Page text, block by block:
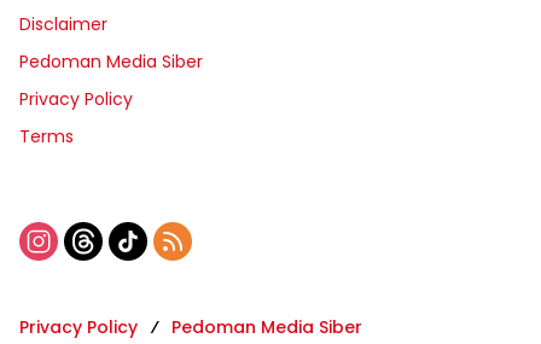
Disclaimer
Pedoman Media Siber
Privacy Policy
Terms
Privacy Policy Pedoman Media Siber